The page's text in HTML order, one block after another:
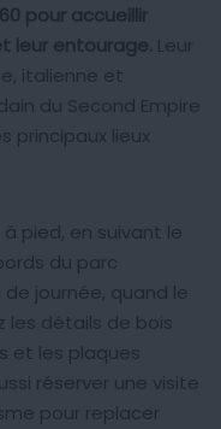
pour accueillir
leur entourage. Leur
italienne et
du Second Empire
principaux lieux
pied, en suivant le
du parc
journée, quand le
les détails de bois
et les plaques
réserver une visite
pour replacer